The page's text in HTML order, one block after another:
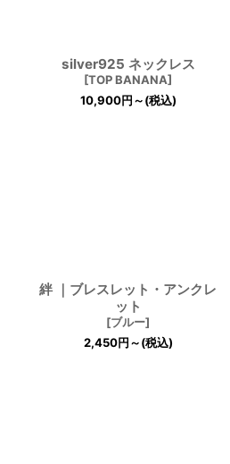
silver925 ネックレス
[TOP BANANA]
10,900円～(税込)
絆 ｜ブレスレット・アンクレ
ット
[ブルー]
2,450円～(税込)